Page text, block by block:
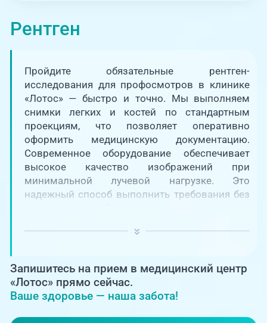
Отзывы
Адреса клиник
О клинике
Блог врачей
Новости
+7 (351) 220-00-03
Телемедицина
+7 (351) 220-00-03
Единая справочная служба,
запись на прием
+7 (351) 220-03-03
Центр амбулаторной
онкологической помощи
+7 (7142) 927-003
Рентген
Пройдите обязательные рентген-
исследования для профосмотров в клинике
«Лотос» — быстро и точно. Мы выполняем
снимки легких и костей по стандартным
проекциям, что позволяет оперативно
оформить медицинскую документацию.
Современное оборудование обеспечивает
высокое качество изображений при
минимальной лучевой нагрузке. Это
надежный способ выполнить требования без
Запишитесь на прием в медицинский центр
«Лотос» прямо сейчас.
Ваше здоровье — наша забота!